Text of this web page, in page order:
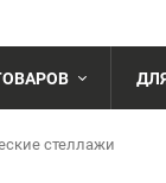
стеллажи